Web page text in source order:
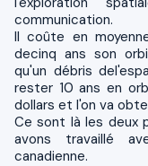
communication.
Il coûte en
decinq ans son
qu'un débris
rester 10 ans en
dollars et l'on va
Ce sont là les deux
avons travaillé
canadienne.